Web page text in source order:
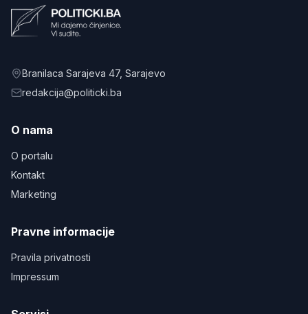
Branilaca Sarajeva 47, Sarajevo
redakcija@politicki.ba
O nama
O portalu
Kontakt
Marketing
Pravne informacije
Pravila privatnosti
Impressum